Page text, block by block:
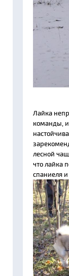
Лайка
команды,
лесной
что лайка
спаниеля